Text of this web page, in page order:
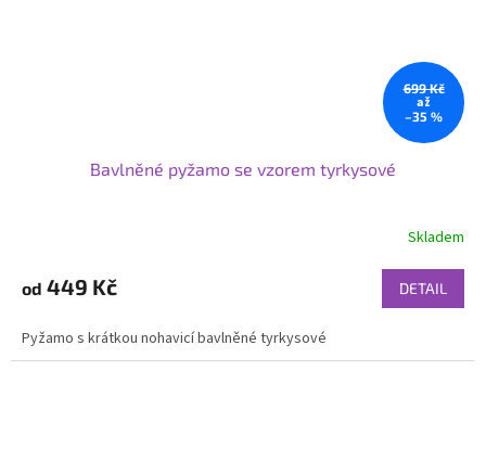
699 Kč
až
–35 %
Bavlněné pyžamo se vzorem tyrkysové
Skladem
od 449 Kč DETAIL
Pyžamo s krátkou nohavicí bavlněné tyrkysové